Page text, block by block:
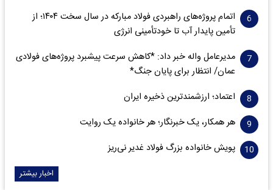
اتمام پروژه‌های راهبردی فولاد مبارکه در سال سخت ۱۴۰۴؛ از
تأمین پایدار آب تا خودتأمینی انرژی
مدیرعامل واله خبر داد: *کاهش سرعت پیشبرد پروژه‌های فولادی
عمان/ انتظار برای پایان جنگ*
اعتماد؛ ارزشمندترین ذخیره ایران
هر همکار، یک خبرنگار؛ هر خانواده یک روایت
پویش خانواده بزرگ فولاد غدیر نی‌ریز
اخبار بیشتر